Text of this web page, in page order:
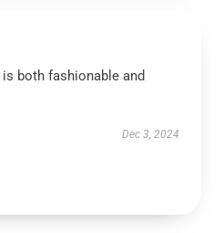
both fashionable and
Dec 3, 2024